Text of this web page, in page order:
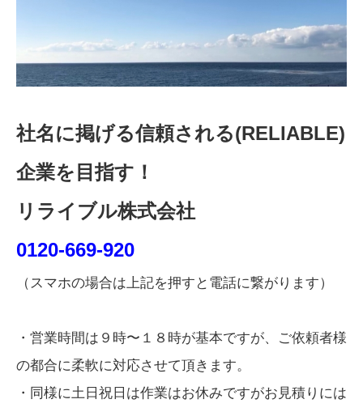
社名に掲げる信頼される(RELIABLE)
企業を目指す！
リライブル株式会社
0120-669-920
（スマホの場合は上記を押すと電話に繋がります）
・営業時間は９時〜１８時が基本ですが、ご依頼者様
の都合に柔軟に対応させて頂きます。
・同様に土日祝日は作業はお休みですがお見積りには